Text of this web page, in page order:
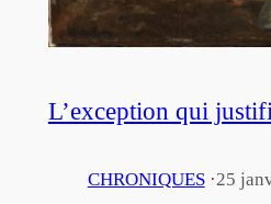
L’exception qui
CHRONIQUES·25